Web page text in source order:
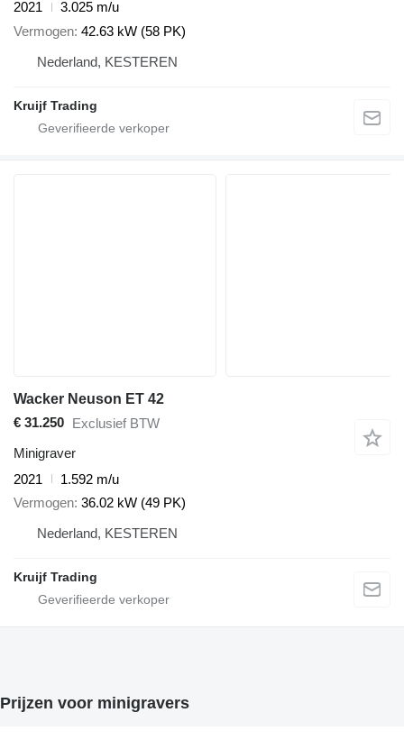
2021
3.025 m/u
Vermogen 42.63 kW (58 PK)
Nederland, KESTEREN
Kruijf Trading
Wacker Neuson ET 42
€ 31.250 Exclusief BTW
Minigraver
2021
1.592 m/u
Vermogen 36.02 kW (49 PK)
Nederland, KESTEREN
Kruijf Trading
Prijzen voor minigravers